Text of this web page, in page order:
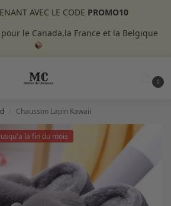
AVEC LE CODE PROMO10
pour le Canada,la France et la Belgique
0
Chausson Lapin Kawaii
la fin du mois